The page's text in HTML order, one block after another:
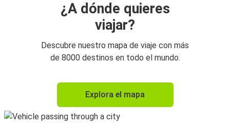
¿A dónde quieres
viajar?
Descubre nuestro mapa de viaje con más
de 8000 destinos en todo el mundo.
Explora el mapa